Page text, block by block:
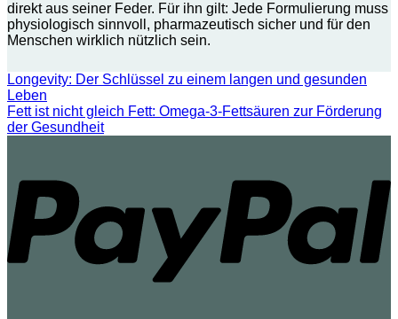
direkt aus seiner Feder. Für ihn gilt: Jede Formulierung muss
physiologisch sinnvoll, pharmazeutisch sicher und für den
Menschen wirklich nützlich sein.
Longevity: Der Schlüssel zu einem langen und gesunden
Leben
Fett ist nicht gleich Fett: Omega-3-Fettsäuren zur Förderung
der Gesundheit